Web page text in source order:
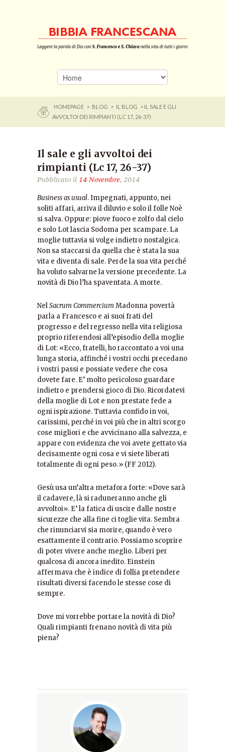
HOMEPAGE > BLOG > IL BLOG
> IL SALE E GLI
AVVOLTOI DEI RIMPIANTI (LC 17, 26-37)
Il sale e gli avvoltoi dei
rimpianti (Lc 17, 26-37)
Pubblicato il 14 Novembre, 2014
Business as usual. Impegnati, appunto, nei
soliti affari, arriva il diluvio e solo il folle Noè
si salva. Oppure: piove fuoco e zolfo dal cielo
e solo Lot lascia Sodoma per scampare. La
moglie tuttavia si volge indietro nostalgica.
Non sa staccarsi da quella che è stata la sua
vita e diventa di sale. Perde la sua vita perché
ha voluto salvarne la versione precedente. La
novità di Dio l’ha spaventata. A morte.
NelSacrum CommerciumMadonna povertà
parla a Francesco e ai suoi frati del
progresso e del regresso nella vita religiosa
proprio riferendosi all’episodio della moglie
di Lot: «Ecco, fratelli, ho raccontato a voi una
lunga storia, affinché i vostri occhi precedano
i vostri passi e possiate vedere che cosa
dovete fare. E’ molto pericoloso guardare
indietro e prendersi gioco di Dio. Ricordatevi
della moglie di Lot e non prestate fede a
ogni ispirazione. Tuttavia confido in voi,
carissimi, perché in voi più che in altri scorgo
cose migliori e che avvicinano alla salvezza, e
appare con evidenza che voi avete gettato via
decisamente ogni cosa e vi siete liberati
totalmente di ogni peso.» (FF 2012).
Gesù usa un’altra metafora forte: «Dove sarà
il cadavere, là si raduneranno anche gli
avvoltoi». E’ la fatica di uscire dalle nostre
sicurezze che alla fine ci toglie vita. Sembra
che rinunciarvi sia morire, quando è vero
esattamente il contrario. Possiamo scoprire
di poter vivere anche meglio. Liberi per
qualcosa di ancora inedito. Einstein
affermava che è indice di follia pretendere
risultati diversi facendo le stesse cose di
sempre.
Dove mi vorrebbe portare la novità di Dio?
Quali rimpianti frenano novità di vita più
piena?